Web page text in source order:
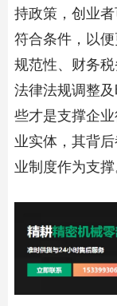
持政策，创业
符合条件，以
规范性、财务
法律法规调整
些才是支撑企
业实体，其背
业制度作为支撑